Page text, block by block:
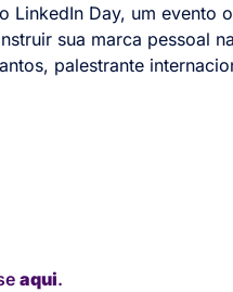
Day, um evento
sua marca pessoal
palestrante
aqui.